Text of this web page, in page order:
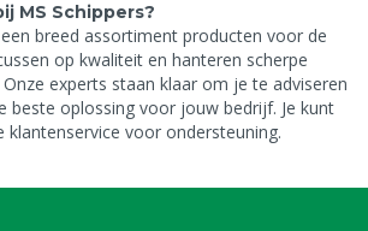
MS Schippers?
breed assortiment producten voor de
op kwaliteit en hanteren scherpe
experts staan klaar om je te adviseren
beste oplossing voor jouw bedrijf. Je kunt
voor ondersteuning.